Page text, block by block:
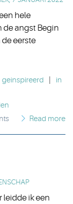
hele
de angst Begin
eerste
geinspireerd
in
Read more
leidde ik een